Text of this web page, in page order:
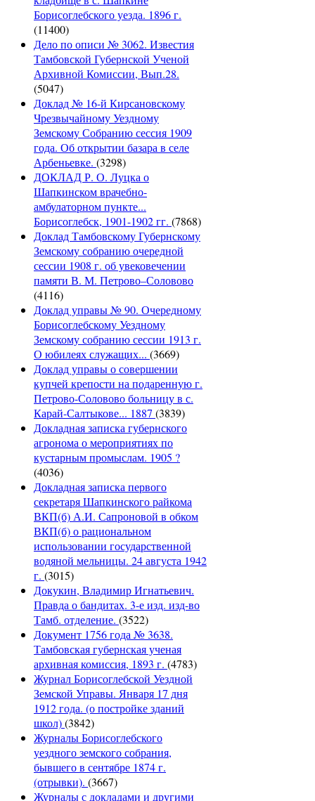
Борисоглебского уезда. 1896 г.
(11400)
Дело по описи № 3062. Известия
Тамбовской Губернской Ученой
Архивной Комиссии, Вып.28.
(5047)
Доклад № 16-й Кирсановскому
Чрезвычайному Уездному
Земскому Собранию сессия 1909
года. Об открытии базара в селе
Арбеньевке. (3298)
ДОКЛАД Р. О. Луцка о
Шапкинском врачебно-
амбулаторном пункте...
Борисоглебск, 1901-1902 гг. (7868)
Доклад Тамбовскому Губернскому
Земскому собранию очередной
сессии 1908 г. об увековечении
памяти В. М. Петрово–Соловово
(4116)
Доклад управы № 90. Очередному
Борисоглебскому Уездному
Земскому собранию сессии 1913 г.
О юбилеях служащих... (3669)
Доклад управы о совершении
купчей крепости на подаренную г.
Петрово-Соловово больницу в с.
Карай-Салтыкове... 1887 (3839)
Докладная записка губернского
агронома о мероприятиях по
кустарным промыслам. 1905 ?
(4036)
Докладная записка первого
секретаря Шапкинского райкома
ВКП(б) А.И. Сапроновой в обком
ВКП(б) о рациональном
использовании государственной
водяной мельницы. 24 августа 1942
г. (3015)
Докукин, Владимир Игнатьевич.
Правда о бандитах. 3-е изд. изд-во
Тамб. отделение. (3522)
Документ 1756 года № 3638.
Тамбовская губернская ученая
архивная комиссия, 1893 г. (4783)
Журнал Борисоглебской Уездной
Земской Управы. Января 17 дня
1912 года. (о постройке зданий
школ)(3842)
Журналы Борисоглебского
уездного земского собрания,
бывшего в сентябре 1874 г.
(отрывки). (3667)
Журналы с докладами и другими